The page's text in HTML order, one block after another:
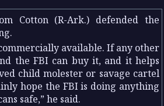
Cotton (R-Ark.) defended the
available. If any other
the FBI can buy it, and it helps
child molester or savage cartel
hope the FBI is doing anything
safe,” he said.